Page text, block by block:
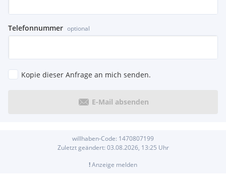
Telefonnummer optional
Kopie dieser Anfrage an mich senden.
E-Mail absenden
willhaben-Code: 1470807199
Zuletzt geändert: 03.08.2026, 13:25 Uhr
!Anzeige melden